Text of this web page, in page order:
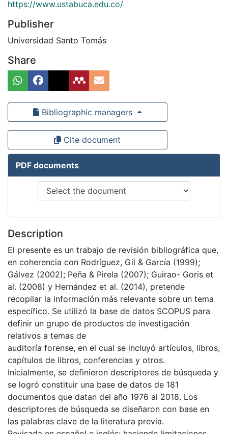
https://www.ustabuca.edu.co/
Publisher
Universidad Santo Tomás
Share
Bibliographic managers
Cite document
PDF documents
Description
El presente es un trabajo de revisión bibliográfica que,
en coherencia con Rodríguez, Gil & García (1999);
Gálvez (2002); Peña & Pirela (2007); Guirao- Goris et
al. (2008) y Hernández et al. (2014), pretende
recopilar la información más relevante sobre un tema
específico. Se utilizó la base de datos SCOPUS para
definir un grupo de productos de investigación
relativos a temas de
auditoría forense, en el cual se incluyó artículos, libros,
capítulos de libros, conferencias y otros.
Inicialmente, se definieron descriptores de búsqueda y
se logró constituir una base de datos de 181
documentos que datan del año 1976 al 2018. Los
descriptores de búsqueda se diseñaron con base en
las palabras clave de la literatura previa.